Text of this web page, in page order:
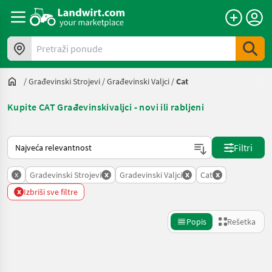
Pretraži ponude
/Građevinski Strojevi /Građevinski Valjci /Cat
Kupite CAT Građevinskivaljci - novi ili rabljeni
Tako se sortira na Landwirt.com
Filtri
x Gradevinski Strojevi x Gradevinski Valjci x Cat x
x Izbriši sve filtre
Popis Rešetka